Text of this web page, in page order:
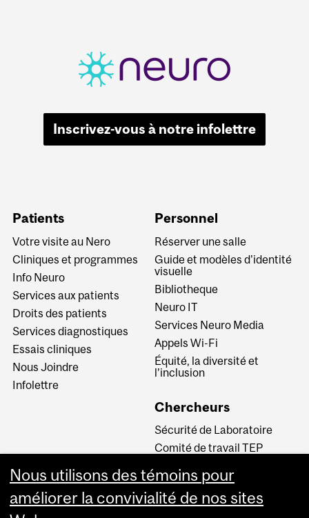
Inscrivez-vous à notre infolettre
Patients
Votre visite au Nero
Cliniques et programmes
Info Neuro
Services aux patients
Droits des patients
Services diagnostiques
Essais cliniques
Nous Joindre
Infolettre
Personnel
Réserver une salle
Guide et modèles d'identité
visuelle
Bibliotheque
Neuro IT
Services Neuro Media
Appels Wi-Fi
Équité, la diversité et
l’inclusion
Chercheurs
Sécurité de Laboratoire
Comité de travail TEP
Comité d’éthique de la
recherche du CUSM
Nous utilisons des témoins pour
améliorer la convivialité de nos sites